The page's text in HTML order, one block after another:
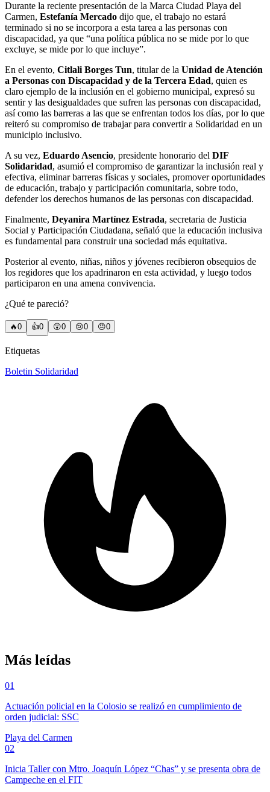
Durante la reciente presentación de la Marca Ciudad Playa del
Carmen, Estefanía Mercado dijo que, el trabajo no estará
terminado si no se incorpora a esta tarea a las personas con
discapacidad, ya que “una política pública no se mide por lo que
excluye, se mide por lo que incluye”.
En el evento, Citlali Borges Tun, titular de la Unidad de Atención
a Personas con Discapacidad y de la Tercera Edad, quien es
claro ejemplo de la inclusión en el gobierno municipal, expresó su
sentir y las desigualdades que sufren las personas con discapacidad,
así como las barreras a las que se enfrentan todos los días, por lo que
reiteró su compromiso de trabajar para convertir a Solidaridad en un
municipio inclusivo.
A su vez, Eduardo Asencio, presidente honorario del DIF
Solidaridad, asumió el compromiso de garantizar la inclusión real y
efectiva, eliminar barreras físicas y sociales, promover oportunidades
de educación, trabajo y participación comunitaria, sobre todo,
defender los derechos humanos de las personas con discapacidad.
Finalmente, Deyanira Martínez Estrada, secretaria de Justicia
Social y Participación Ciudadana, señaló que la educación inclusiva
es fundamental para construir una sociedad más equitativa.
Posterior al evento, niñas, niños y jóvenes recibieron obsequios de
los regidores que los apadrinaron en esta actividad, y luego todos
participaron en una amena convivencia.
¿Qué te pareció?
🔥0 👍0 😲0 😢0 😠0
Etiquetas
Boletin Solidaridad
Más leídas
01
Actuación policial en la Colosio se realizó en cumplimiento de
orden judicial: SSC
Playa del Carmen
02
Inicia Taller con Mtro. Joaquín López “Chas” y se presenta obra de
Campeche en el FIT